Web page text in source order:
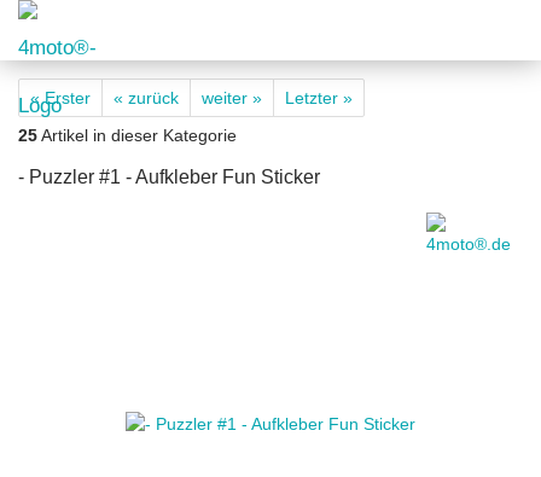
« Erster « zurück weiter »
Letzter »
25Artikel in dieser Kategorie
- Puzzler #1 - Aufkleber Fun Sticker